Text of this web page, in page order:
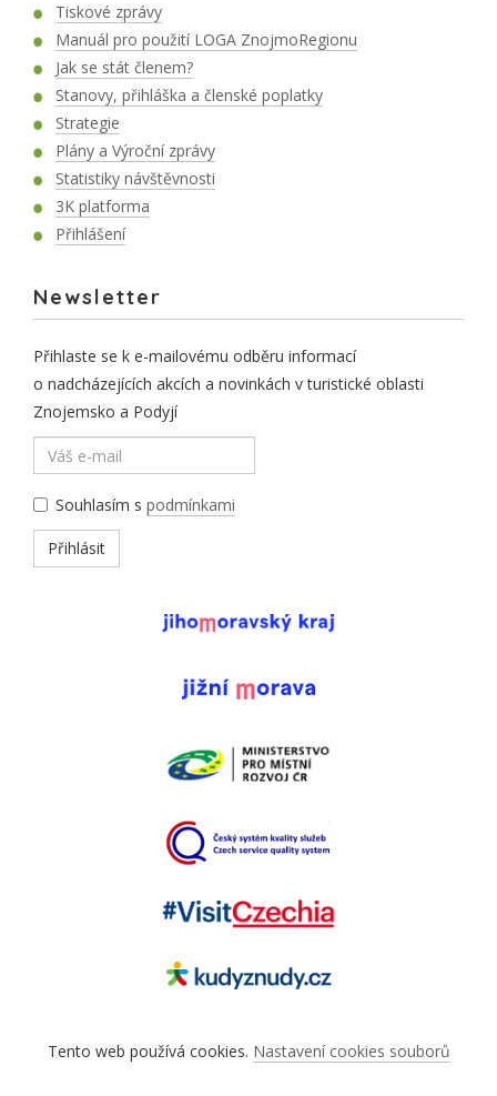
Tiskové zprávy
Manuál pro použití LOGA ZnojmoRegionu
Jak se stát členem?
Stanovy, přihláška a členské poplatky
Strategie
Plány a Výroční zprávy
Statistiky návštěvnosti
3K platforma
Přihlášení
Newsletter
Přihlaste se k e-mailovému odběru informací
o nadcházejících akcích a novinkách v turistické oblasti
Znojemsko a Podyjí
Souhlasím s podmínkami
Přihlásit
Tento web používá cookies. Nastavení cookies souborů